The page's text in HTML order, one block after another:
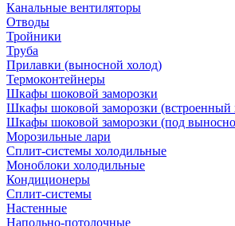
Канальные вентиляторы
Отводы
Тройники
Труба
Прилавки (выносной холод)
Термоконтейнеры
Шкафы шоковой заморозки
Шкафы шоковой заморозки (встроенный
Шкафы шоковой заморозки (под
Морозильные лари
Сплит-системы холодильные
Моноблоки холодильные
Кондиционеры
Сплит-системы
Настенные
Напольно-потолочные